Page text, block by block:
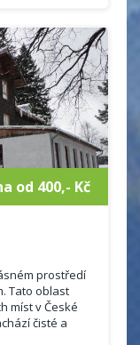
od 400,- Kč
prostředí
Tato oblast
míst v České
čisté a